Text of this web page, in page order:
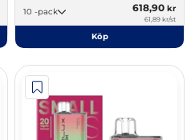
10 -pack 618,90 kr
61,89 kr/st
Köp